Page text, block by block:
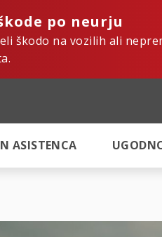
po neurju
škodo na vozilih ali
ASISTENCA